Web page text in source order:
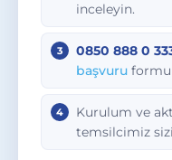
inceleyin.
0850 888 0
başvuru
Kurulum ve
temsilcimiz